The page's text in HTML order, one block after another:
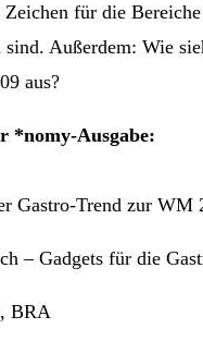
Zeichen für die
sind. Außerdem: Wie
aus?
*nomy-Ausgabe:
Gastro-Trend zur WM
– Gadgets für die
BRA